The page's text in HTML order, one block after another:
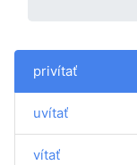
privítať
uvítať
vítať